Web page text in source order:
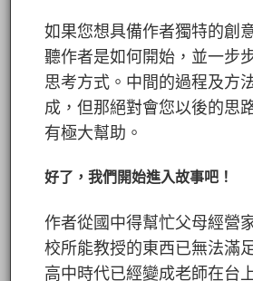
如果您想具備作者獨特的創
聽作者是如何開始，並一步
思考方式。中間的過程及方
成，但那絕對會您以後的思
有極大幫助。
好了，我們開始進入故事吧！
作者從國中得幫忙父母經營
校所能教授的東西已無法滿
高中時代已經變成老師在台